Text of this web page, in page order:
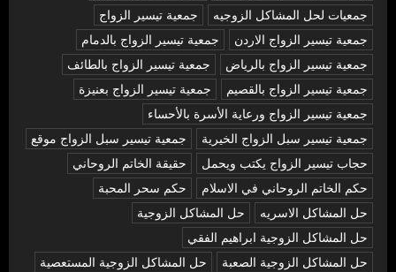
جمعيات لحل المشاكل الزوجيه
جمعية تيسير الزواج
جمعية تيسير الزواج الاردن
جمعية تيسير الزواج بالدمام
جمعية تيسير الزواج بالرياض
جمعية تيسير الزواج بالطائف
جمعية تيسير الزواج بالقصيم
جمعية تيسير الزواج بعنيزة
جمعية تيسير الزواج ورعاية الأسرة بالأحساء
جمعية تيسير سبل الزواج الخيرية
جمعية تيسير سبل الزواج موقع
حجاب تيسير الزواج يكتب ويحمل
حقيقة الخاتم الروحاني
حكم الخاتم الروحاني في الاسلام
حكم سحر المحبة
حل المشاكل الاسريه
حل المشاكل الزوجية
حل المشاكل الزوجية ابراهيم الفقي
حل المشاكل الزوجية الصعبة
حل المشاكل الزوجية المستعصية